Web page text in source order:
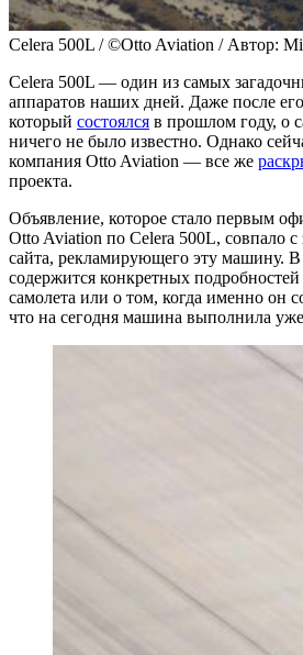
Celera 500L / ©Otto Aviation / Автор:
Celera 500L — один из самых
аппаратов наших дней. Даже после
который состоялся в прошлом году, о
ничего не было известно. Однако
компания Otto Aviation — все же
проекта.
Объявление, которое стало первым
Otto Aviation по Celera 500L, совпало с
сайта, рекламирующего эту машину. В
содержится конкретных
самолета или о том, когда именно он
что на сегодня машина выполнила